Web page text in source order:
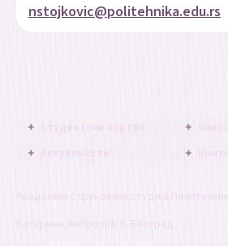
nstojkovic@politehnika.edu.rs
Академија струковних студија Политехника
Катарине Амброзић 3, Београд